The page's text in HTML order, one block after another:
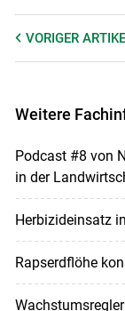
VORIGER
Weitere
Podcast #8 von
in der
Herbizideinsatz
Rapserdflöhe